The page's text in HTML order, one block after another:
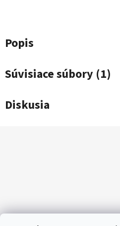
Popis
Súvisiace súbory (1)
Diskusia
e